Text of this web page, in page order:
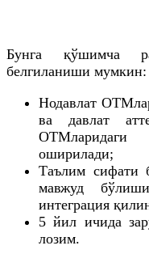
Бунга қўшимча
белгиланиши мумкин:
Нодавлат
ва давлат
ОТМларидаги
оширилади;
Таълим сифати
мавжуд
интеграция
5 йил ичида
лозим.